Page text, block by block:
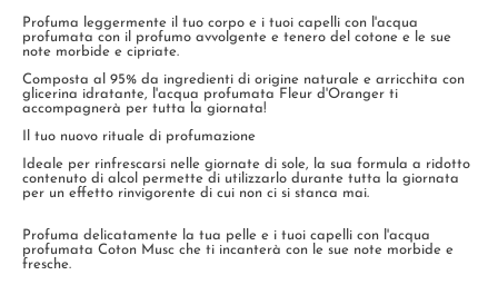
Profuma leggermente il tuo corpo e i tuoi capelli con l'acqua
profumata con il profumo avvolgente e tenero del cotone e le sue
note morbide e cipriate.
Composta al 95% da ingredienti di origine naturale e arricchita con
glicerina idratante, l'acqua profumata Fleur d'Oranger ti
accompagnerà per tutta la giornata!
Il tuo nuovo rituale di profumazione
Ideale per rinfrescarsi nelle giornate di sole, la sua formula a ridotto
contenuto di alcol permette di utilizzarlo durante tutta la giornata
per un effetto rinvigorente di cui non ci si stanca mai.
Profuma delicatamente la tua pelle e i tuoi capelli con l'acqua
profumata Coton Musc che ti incanterà con le sue note morbide e
fresche.